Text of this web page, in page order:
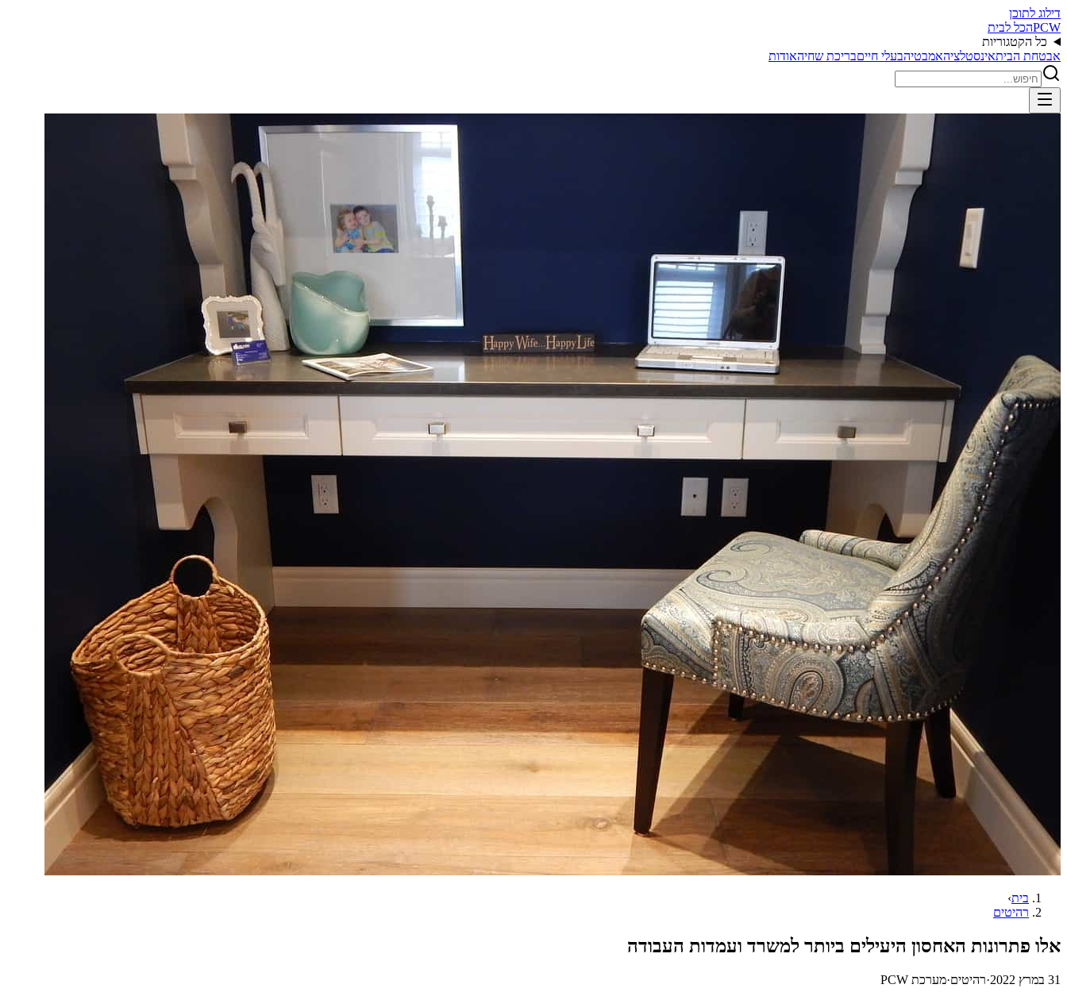
דילוג לתוכן
PCWהכל לבית
כל הקטגוריות
אבטחת הביתאינסטלציהאמבטיהבעלי חייםבריכת שחיהאודות
בית›
רהיטים
אלו פתרונות האחסון היעילים ביותר למשרד ועמדות העבודה
31 במרץ 2022 ·רהיטים·מערכת PCW